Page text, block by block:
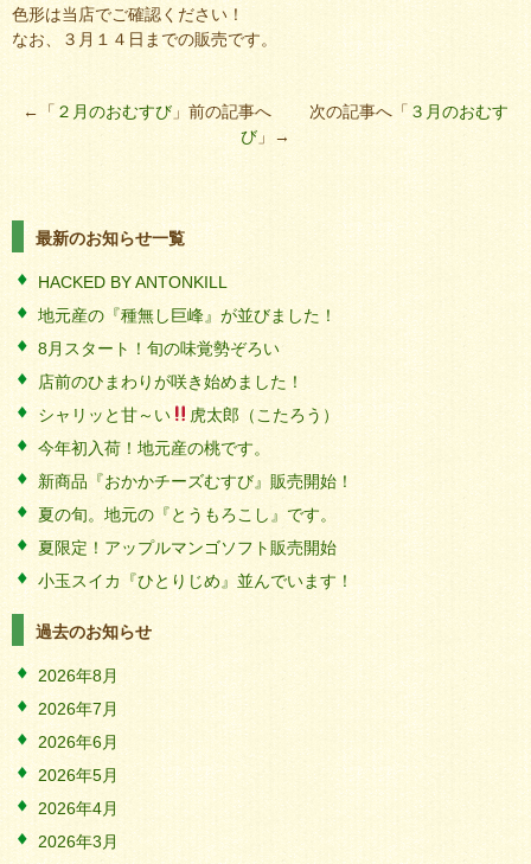
色形は当店でご確認ください！
なお、３月１４日までの販売です。
←「 ２月のおむすび 」前の記事へ 次の記事へ「 ３月のおむす
び 」→
最新のお知らせ一覧
HACKED BY ANTONKILL
地元産の『種無し巨峰』が並びました！
8月スタート！旬の味覚勢ぞろい
店前のひまわりが咲き始めました！
シャリッと甘～い
虎太郎（こたろう）
今年初入荷！地元産の桃です。
新商品『おかかチーズむすび』販売開始！
夏の旬。地元の『とうもろこし』です。
夏限定！アップルマンゴソフト販売開始
小玉スイカ『ひとりじめ』並んでいます！
過去のお知らせ
2026年8月
2026年7月
2026年6月
2026年5月
2026年4月
2026年3月